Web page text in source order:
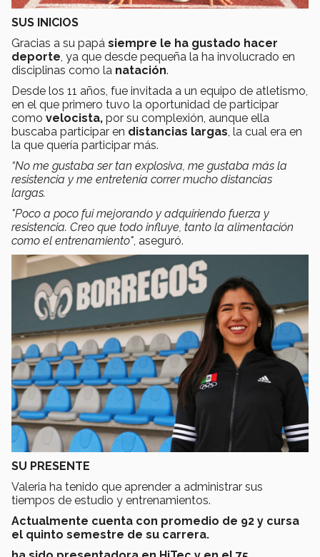
SUS INICIOS
Gracias a su papá siempre le ha gustado hacer
deporte, ya que desde pequeña la ha involucrado en
disciplinas como la natación.
Desde los 11 años, fue invitada a un equipo de atletismo,
en el que primero tuvo la oportunidad de participar
como velocista, por su complexión, aunque ella
buscaba participar en distancias largas, la cual era en
la que quería participar más.
“No me gustaba ser tan explosiva, me gustaba más la
resistencia y me entretenía correr mucho distancias
largas.
"Poco a poco fui mejorando y adquiriendo fuerza y
resistencia. Creo que todo influye, tanto la alimentación
como el entrenamiento", aseguró.
SU PRESENTE
Valeria ha tenido que aprender a administrar sus
tiempos de estudio y entrenamientos.
Actualmente cuenta con promedio de 92 y cursa
el quinto semestre de su carrera.